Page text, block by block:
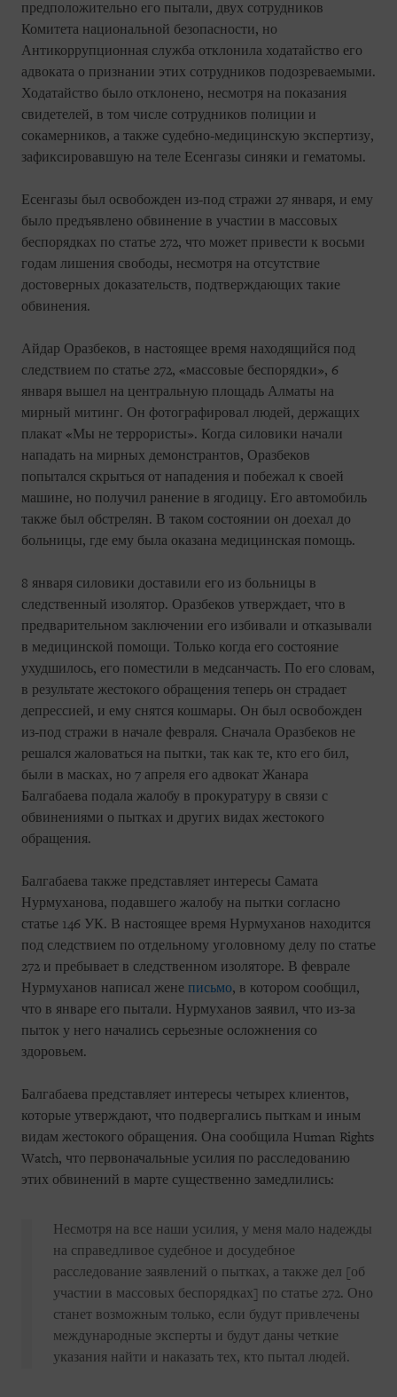
предположительно его пытали, двух сотрудников
Комитета национальной безопасности, но
Антикоррупционная служба отклонила ходатайство его
адвоката о признании этих сотрудников подозреваемыми.
Ходатайство было отклонено, несмотря на показания
свидетелей, в том числе сотрудников полиции и
сокамерников, а также судебно-медицинскую экспертизу,
зафиксировавшую на теле Есенгазы синяки и гематомы.
Есенгазы был освобожден из-под стражи 27 января, и ему
было предъявлено обвинение в участии в массовых
беспорядках по статье 272, что может привести к восьми
годам лишения свободы, несмотря на отсутствие
достоверных доказательств, подтверждающих такие
обвинения.
Айдар Оразбеков, в настоящее время находящийся под
следствием по статье 272, «массовые беспорядки», 6
января вышел на центральную площадь Алматы на
мирный митинг. Он фотографировал людей, держащих
плакат «Мы не террористы». Когда силовики начали
нападать на мирных демонстрантов, Оразбеков
попытался скрыться от нападения и побежал к своей
машине, но получил ранение в ягодицу. Его автомобиль
также был обстрелян. В таком состоянии он доехал до
больницы, где ему была оказана медицинская помощь.
8 января силовики доставили его из больницы в
следственный изолятор. Оразбеков утверждает, что в
предварительном заключении его избивали и отказывали
в медицинской помощи. Только когда его состояние
ухудшилось, его поместили в медсанчасть. По его словам,
в результате жестокого обращения теперь он страдает
депрессией, и ему снятся кошмары. Он был освобожден
из-под стражи в начале февраля. Сначала Оразбеков не
решался жаловаться на пытки, так как те, кто его бил,
были в масках, но 7 апреля его адвокат Жанара
Балгабаева подала жалобу в прокуратуру в связи с
обвинениями о пытках и других видах жестокого
обращения.
Балгабаева также представляет интересы Самата
Нурмуханова, подавшего жалобу на пытки согласно
статье 146 УК. В настоящее время Нурмуханов находится
под следствием по отдельному уголовному делу по статье
272 и пребывает в следственном изоляторе. В феврале
Нурмуханов написал жене письмо, в котором сообщил,
что в январе его пытали. Нурмуханов заявил, что из-за
пыток у него начались серьезные осложнения со
здоровьем.
Балгабаева представляет интересы четырех клиентов,
которые утверждают, что подвергались пыткам и иным
видам жестокого обращения. Она сообщила Human Rights
Watch, что первоначальные усилия по расследованию
этих обвинений в марте существенно замедлились:
Несмотря на все наши усилия, у меня мало надежды
на справедливое судебное и досудебное
расследование заявлений о пытках, а также дел [об
участии в массовых беспорядках] по статье 272. Оно
станет возможным только, если будут привлечены
международные эксперты и будут даны четкие
указания найти и наказать тех, кто пытал людей.